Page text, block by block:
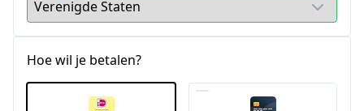
Hoe wil je betalen?